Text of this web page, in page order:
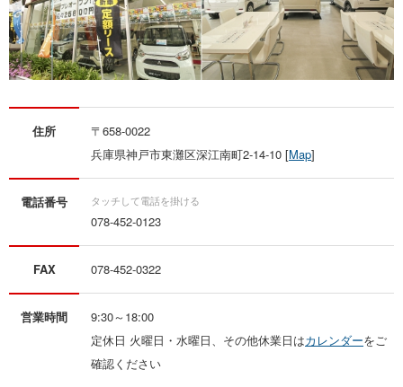
住所
〒658-0022
兵庫県神戸市東灘区深江南町2‐14‐10 [Map]
電話番号
078-452-0123
FAX 078-452-0322
営業時間
9:30～18:00
定休日 火曜日・水曜日、その他休業日はカレンダーをご
確認ください